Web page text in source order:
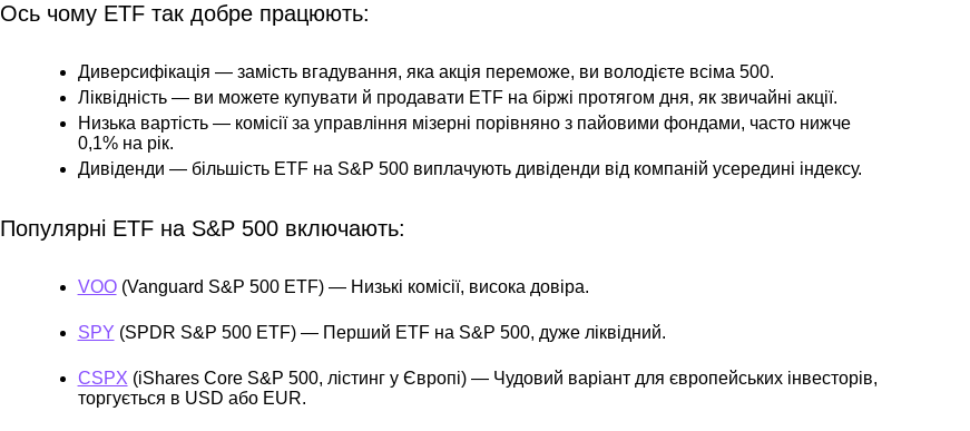
Ось чому ETF так добре працюють:
Диверсифікація — замість вгадування, яка акція переможе, ви володієте всіма 500.
Ліквідність— ви можете купувати й продавати ETF на біржі протягом дня, як звичайні акції.
Низька вартість— комісії за управління мізерні порівняно з пайовими фондами, часто нижче
0,1% на рік.
Дивіденди — більшість ETF на S&P 500 виплачують дивіденди від компаній усередині індексу.
Популярні ETF на S&P 500 включають:
VOO(Vanguard S&P 500 ETF)— Низькі комісії, висока довіра.
SPY (SPDR S&P 500 ETF)— Перший ETF на S&P 500, дуже ліквідний.
CSPX (iShares Core S&P 500, лістинг у Європі)— Чудовий варіант для європейських інвесторів,
торгується в USD або EUR.